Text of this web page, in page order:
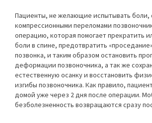
Пациенты, не желающие испытывать боли,
компрессионными переломами
операцию, которая помогает прекратить
боли в спине, предотвратить
позвонка, и таким образом остановить
деформации позвоночника, а так же
естественную осанку и восстановить
изгибы позвоночника. Как правило,
домой уже через 2 дня после операции.
безболезненность возвращаются сразу